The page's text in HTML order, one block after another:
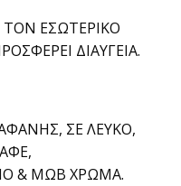
ΤΟΝ ΕΣΩΤΕΡΙΚΟ
ΔΙΑΥΓΕΙΑ.
ΣΕ ΛΕΥΚΟ,
& ΜΩΒ ΧΡΩΜΑ.